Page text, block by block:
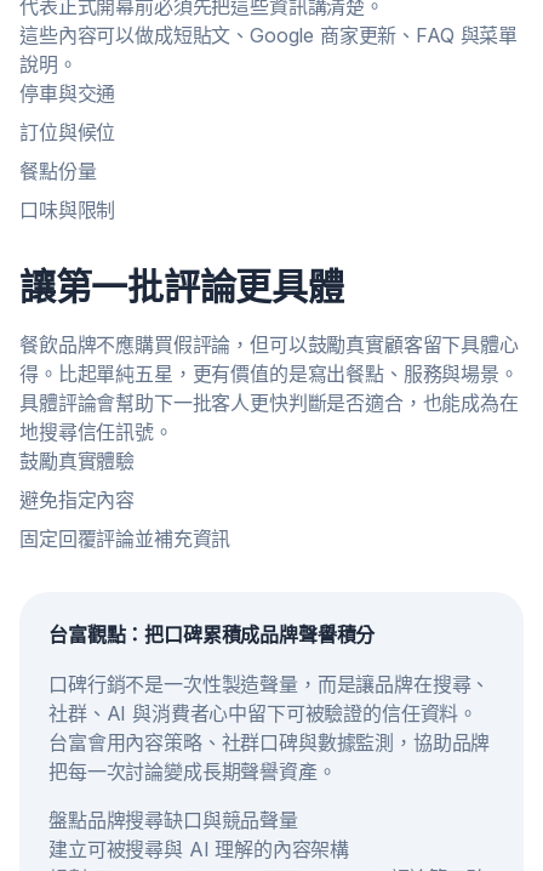
代表正式開幕前必須先把這些資訊講清楚。
這些內容可以做成短貼文、Google 商家更新、FAQ 與菜單
說明。
停車與交通
訂位與候位
餐點份量
口味與限制
讓第一批評論更具體
餐飲品牌不應購買假評論，但可以鼓勵真實顧客留下具體心
得。比起單純五星，更有價值的是寫出餐點、服務與場景。
具體評論會幫助下一批客人更快判斷是否適合，也能成為在
地搜尋信任訊號。
鼓勵真實體驗
避免指定內容
固定回覆評論並補充資訊
台富觀點：把口碑累積成品牌聲譽積分
口碑行銷不是一次性製造聲量，而是讓品牌在搜尋、
社群、AI 與消費者心中留下可被驗證的信任資料。
台富會用內容策略、社群口碑與數據監測，協助品牌
把每一次討論變成長期聲譽資產。
盤點品牌搜尋缺口與競品聲量
建立可被搜尋與 AI 理解的內容架構